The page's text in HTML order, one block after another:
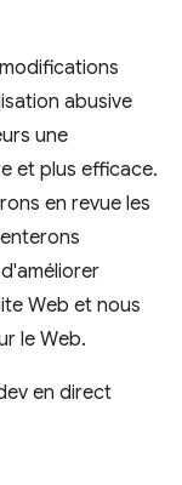
abusive
une
et plus efficace.
en revue les
Web et nous
le Web.
en direct